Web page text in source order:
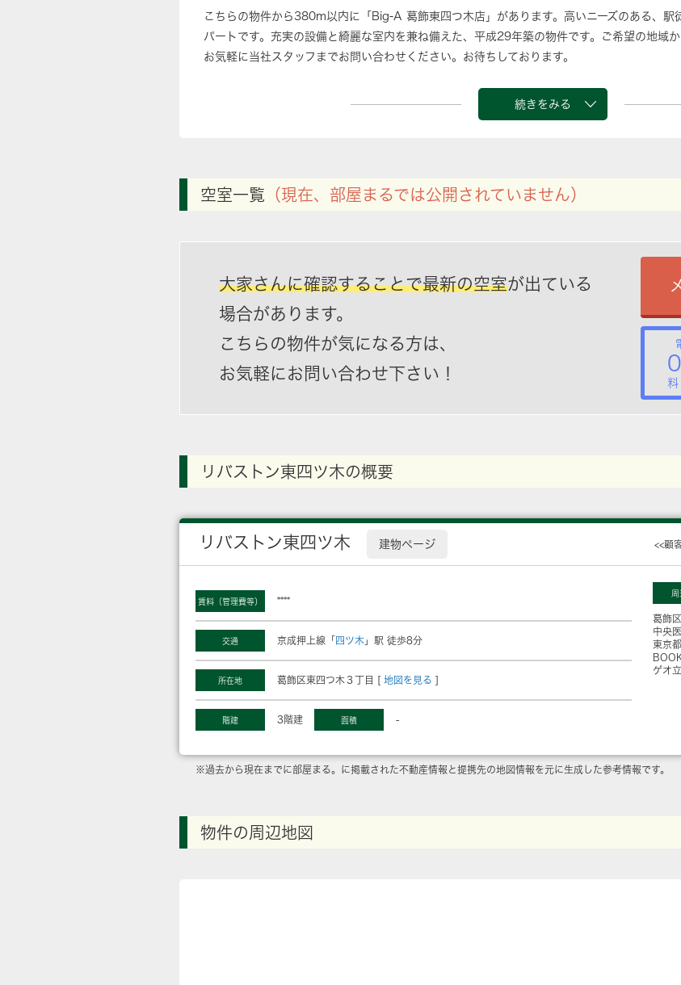
こちらの物件から380m以内に「Big-A 葛飾東四つ木店」があります。高いニーズのある、駅
パートです。充実の設備と綺麗な室内を兼ね備えた、平成29年築の物件です。ご希望の地域
お気軽に当社スタッフまでお問い合わせください。お待ちしております。
続きをみる
空室一覧 （現在、部屋まるでは公開されていません）
大家さんに確認することで最新の空室が出ている
場合があります。
こちらの物件が気になる方は、
お気軽にお問い合わせ下さい！
料
リバストン東四ツ木の概要
リバストン東四ツ木 建物ページ <<顧
賃料（管理費等） ****
交通 京成押上線「 四ツ木 」駅 徒歩8分
所在地 葛飾区東四つ木３丁目 [ 地図を見る ]
階建 3階建 面積 -
周
葛飾
中央
東京
ゲオ
※過去から現在までに部屋まる。に掲載された不動産情報と提携先の地図情報を元に生成した参考情報です。
物件の周辺地図